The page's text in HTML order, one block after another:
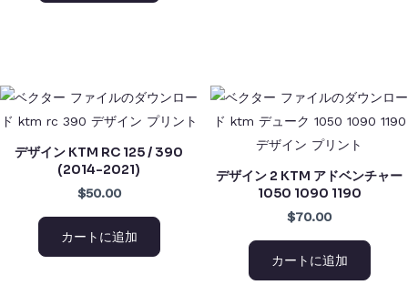
デザイン KTM RC 125 / 390
(2014-2021)
$50.00
カートに追加
デザイン 2 KTM アドベンチャー
1050 1090 1190
$70.00
カートに追加